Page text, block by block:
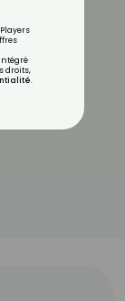
droits,
.